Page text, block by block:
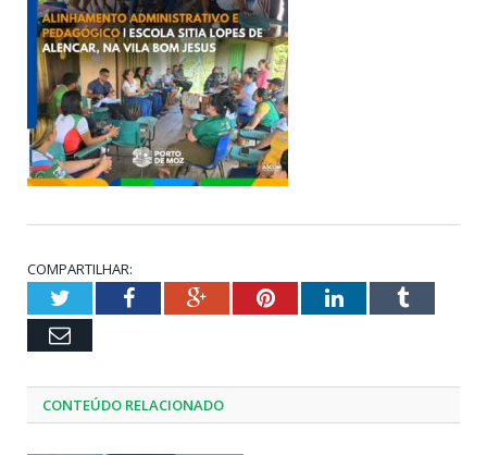
COMPARTILHAR:
TwitterFacebookGoogle+PinterestLinkedInTumblr
Email
CONTEÚDO RELACIONADO